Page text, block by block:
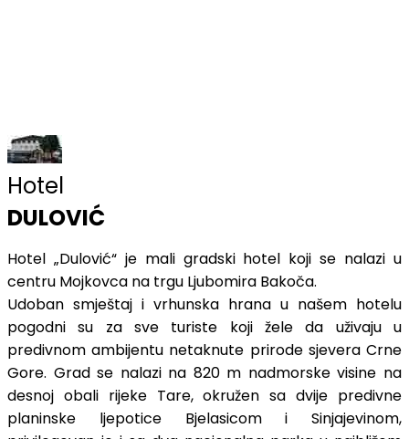
Hotel
DULOVIĆ
Hotel „Dulović“ je mali gradski hotel koji se nalazi u
centru Mojkovca na trgu Ljubomira Bakoča.
Udoban smještaj i vrhunska hrana u našem hotelu
pogodni su za sve turiste koji žele da uživaju u
predivnom ambijentu netaknute prirode sjevera Crne
Gore. Grad se nalazi na 820 m nadmorske visine na
desnoj obali rijeke Tare, okružen sa dvije predivne
planinske ljepotice Bjelasicom i Sinjajevinom,